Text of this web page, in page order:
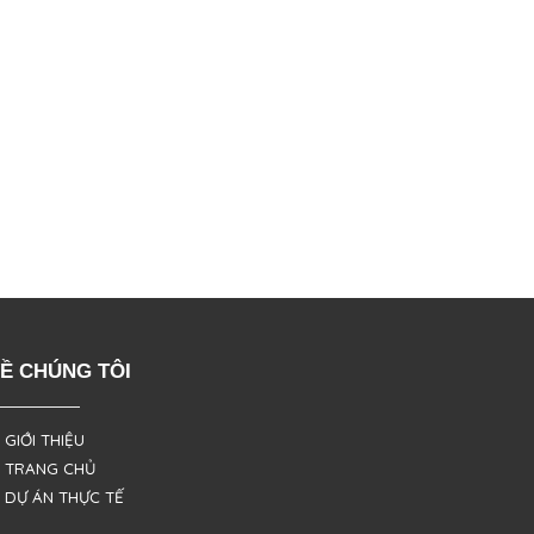
CHÚNG TÔI
THIỆU
CHỦ
ÁN THỰC TẾ